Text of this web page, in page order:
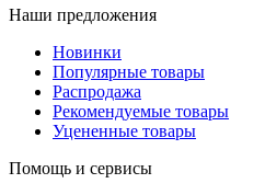
Наши предложения
Новинки
Популярные товары
Распродажа
Рекомендуемые товары
Уцененные товары
Помощь и сервисы